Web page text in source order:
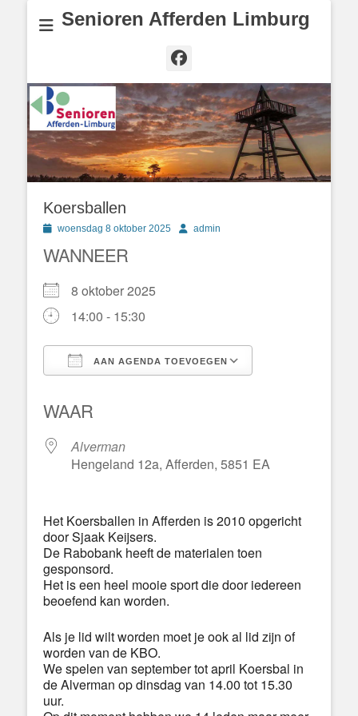
Senioren Afferden Limburg
Facebook
Koersballen
Geplaatst
woensdag 8 oktober 2025 Authoradmin
WANNEER
8 oktober 2025
14:00 - 15:30
AAN AGENDA TOEVOEGEN
WAAR
Alverman
Hengeland 12a, Afferden, 5851 EA
Het Koersballen in Afferden is 2010 opgericht
door Sjaak Keijsers.
De Rabobank heeft de materialen toen
gesponsord.
Het is een heel mooie sport die door iedereen
beoefend kan worden.
Als je lid wilt worden moet je ook al lid zijn of
worden van de KBO.
We spelen van september tot april Koersbal in
de Alverman op dinsdag van 14.00 tot 15.30
uur.